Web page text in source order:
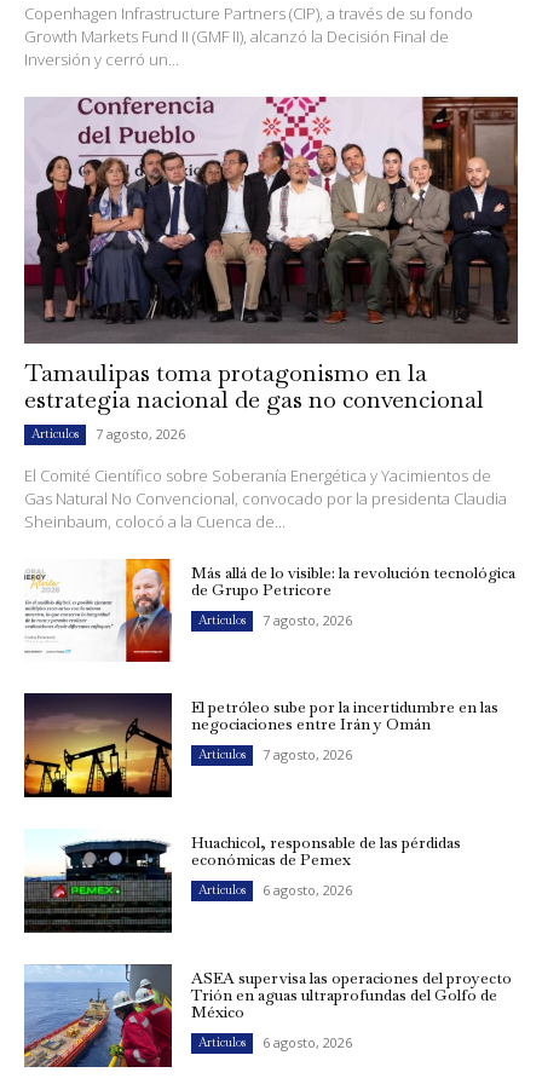
Copenhagen Infrastructure Partners (CIP), a través de su fondo
Growth Markets Fund II (GMF II), alcanzó la Decisión Final de
Inversión y cerró un...
Tamaulipas toma protagonismo en la
estrategia nacional de gas no convencional
Artículos 7 agosto, 2026
El Comité Científico sobre Soberanía Energética y Yacimientos de
Gas Natural No Convencional, convocado por la presidenta Claudia
Sheinbaum, colocó a la Cuenca de...
Más allá de lo visible: la revolución tecnológica
de Grupo Petricore
Artículos 7 agosto, 2026
El petróleo sube por la incertidumbre en las
negociaciones entre Irán y Omán
Artículos 7 agosto, 2026
Huachicol, responsable de las pérdidas
económicas de Pemex
Artículos 6 agosto, 2026
ASEA supervisa las operaciones del proyecto
Trión en aguas ultraprofundas del Golfo de
México
Artículos 6 agosto, 2026